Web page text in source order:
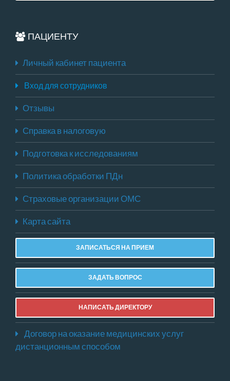
ПАЦИЕНТУ
Личный кабинет пациента
Вход для сотрудников
Отзывы
Справка в налоговую
Подготовка к исследованиям
Политика обработки ПДн
Страховые организации ОМС
Карта сайта
ЗАПИСАТЬСЯ НА ПРИЕМ
ЗАДАТЬ ВОПРОС
НАПИСАТЬ ДИРЕКТОРУ
Договор на оказание медицинских услуг
дистанционным способом